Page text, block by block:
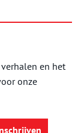
en het
onze